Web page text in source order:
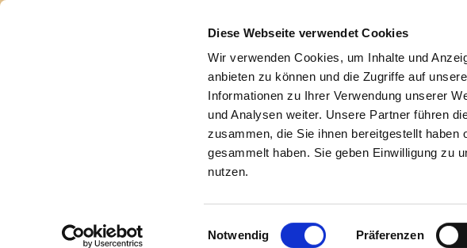
Diese Webseite verwendet Cookies
Wir verwenden Cookies, um Inhalte und
anbieten zu können und die Zugriffe auf
Informationen zu Ihrer Verwendung unserer
und Analysen weiter. Unsere Partner führen
zusammen, die Sie ihnen bereitgestellt
gesammelt haben. Sie geben Einwilligung zu
nutzen.
Einwilligungsauswahl
Notwendig Präferenzen